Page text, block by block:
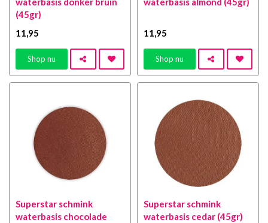
(45gr)
11,95
Shop nu
11,95
Shop nu
Superstar schmink
waterbasis chocolade
Superstar schmink
waterbasis cedar (45gr)